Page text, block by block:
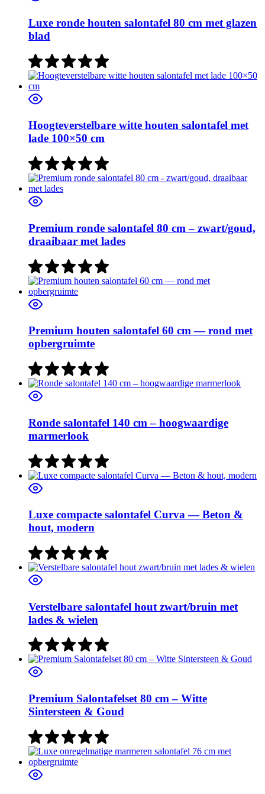
Luxe ronde houten salontafel 80 cm met glazen
blad
Hoogteverstelbare witte houten salontafel met
lade 100×50 cm
Premium ronde salontafel 80 cm – zwart/goud,
draaibaar met lades
Premium houten salontafel 60 cm — rond met
opbergruimte
Ronde salontafel 140 cm – hoogwaardige
marmerlook
Luxe compacte salontafel Curva — Beton &
hout, modern
Verstelbare salontafel hout zwart/bruin met
lades & wielen
Premium Salontafelset 80 cm – Witte
Sintersteen & Goud